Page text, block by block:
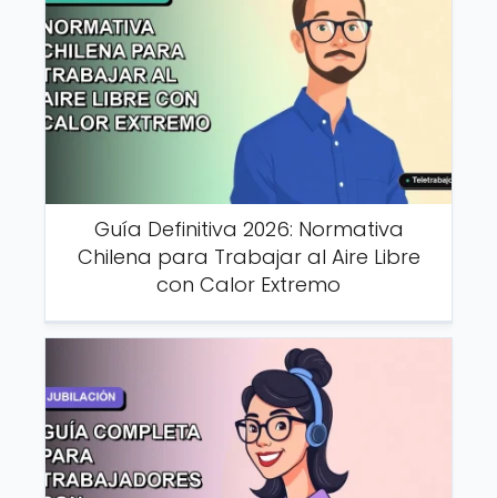
Guía Definitiva 2026: Normativa
Chilena para Trabajar al Aire Libre
con Calor Extremo